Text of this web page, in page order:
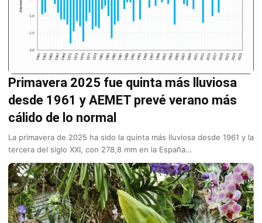
Primavera 2025 fue quinta más lluviosa
desde 1961 y AEMET prevé verano más
cálido de lo normal
La primavera de 2025 ha sido la quinta más lluviosa desde 1961 y la
tercera del siglo XXI, con 278,8 mm en la España…